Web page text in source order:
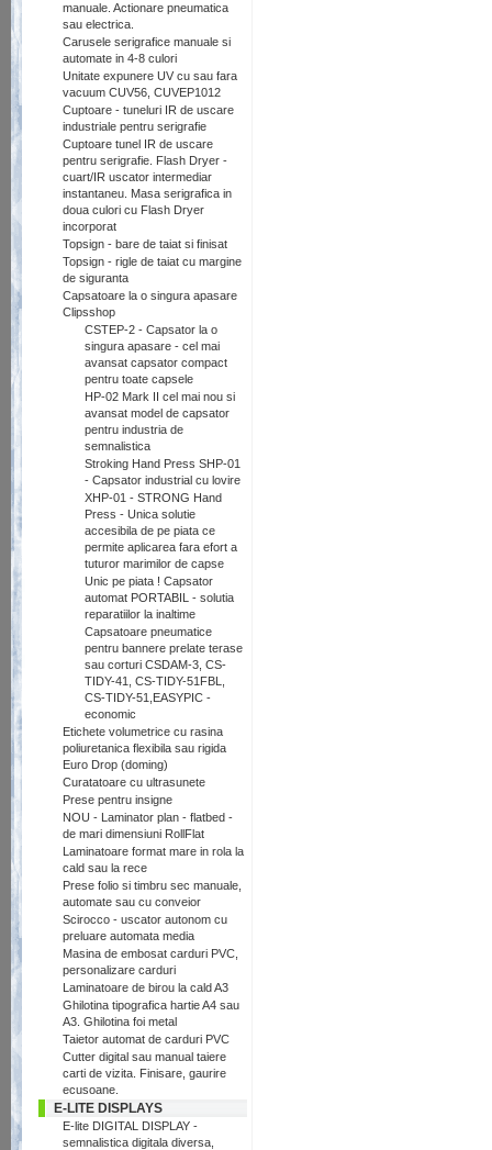
manuale. Actionare pneumatica
sau electrica.
Carusele serigrafice manuale si
automate in 4-8 culori
Unitate expunere UV cu sau fara
vacuum CUV56, CUVEP1012
Cuptoare - tuneluri IR de uscare
industriale pentru serigrafie
Cuptoare tunel IR de uscare
pentru serigrafie. Flash Dryer -
cuart/IR uscator intermediar
instantaneu. Masa serigrafica in
doua culori cu Flash Dryer
incorporat
Topsign - bare de taiat si finisat
Topsign - rigle de taiat cu margine
de siguranta
Capsatoare la o singura apasare
Clipsshop
CSTEP-2 - Capsator la o
singura apasare - cel mai
avansat capsator compact
pentru toate capsele
HP-02 Mark II cel mai nou si
avansat model de capsator
pentru industria de
semnalistica
Stroking Hand Press SHP-01
- Capsator industrial cu lovire
XHP-01 - STRONG Hand
Press - Unica solutie
accesibila de pe piata ce
permite aplicarea fara efort a
tuturor marimilor de capse
Unic pe piata ! Capsator
automat PORTABIL - solutia
reparatiilor la inaltime
Capsatoare pneumatice
pentru bannere prelate terase
sau corturi CSDAM-3, CS-
TIDY-41, CS-TIDY-51FBL,
CS-TIDY-51,EASYPIC -
economic
Etichete volumetrice cu rasina
poliuretanica flexibila sau rigida
Euro Drop (doming)
Curatatoare cu ultrasunete
Prese pentru insigne
NOU - Laminator plan - flatbed -
de mari dimensiuni RollFlat
Laminatoare format mare in rola la
cald sau la rece
Prese folio si timbru sec manuale,
automate sau cu conveior
Scirocco - uscator autonom cu
preluare automata media
Masina de embosat carduri PVC,
personalizare carduri
Laminatoare de birou la cald A3
Ghilotina tipografica hartie A4 sau
A3. Ghilotina foi metal
Taietor automat de carduri PVC
Cutter digital sau manual taiere
carti de vizita. Finisare, gaurire
ecusoane.
E-LITE DISPLAYS
E-lite DIGITAL DISPLAY -
semnalistica digitala diversa,